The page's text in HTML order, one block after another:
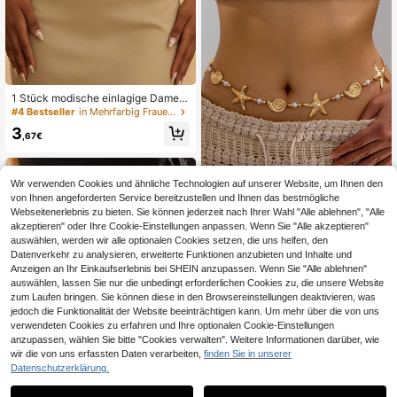
1 Stück modische einlagige Damen
-Taillenkette mit Perlen, Metall-Bod
ychain, Bauchkette, Taillenzubehör,
Körperschmuck für Sommer, Strand
#4 Bestseller in Mehrfarbig Frauen Taille Kette
3 ,67€
1 Stück modische Ozean-Themen
Seestern & Muschel Kunstperlen Ta
illenkette, geeignet als Urlaubsoutfi
t Accessoire
5,88€5,93€
1
Wir verwenden Cookies und ähnliche Technologien auf unserer Website, um Ihnen den
von Ihnen angeforderten Service bereitzustellen und Ihnen das bestmögliche
Webseitenerlebnis zu bieten. Sie können jederzeit nach Ihrer Wahl "Alle ablehnen", "Alle
akzeptieren" oder Ihre Cookie-Einstellungen anpassen. Wenn Sie "Alle akzeptieren"
auswählen, werden wir alle optionalen Cookies setzen, die uns helfen, den
Datenverkehr zu analysieren, erweiterte Funktionen anzubieten und Inhalte und
Anzeigen an Ihr Einkaufserlebnis bei SHEIN anzupassen. Wenn Sie "Alle ablehnen"
auswählen, lassen Sie nur die unbedingt erforderlichen Cookies zu, die unsere Website
zum Laufen bringen. Sie können diese in den Browsereinstellungen deaktivieren, was
jedoch die Funktionalität der Website beeinträchtigen kann. Um mehr über die von uns
verwendeten Cookies zu erfahren und Ihre optionalen Cookie-Einstellungen
anzupassen, wählen Sie bitte "Cookies verwalten". Weitere Informationen darüber, wie
wir die von uns erfassten Daten verarbeiten, finden Sie in unserer
Datenschutzerklärung.